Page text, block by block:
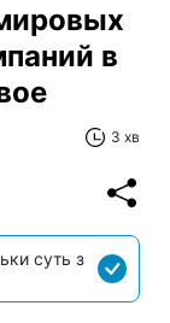
в
3 хв
суть з